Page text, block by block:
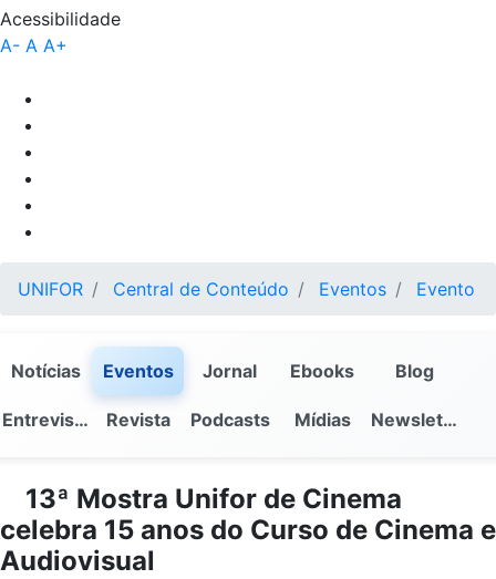
Acessibilidade
A- A A+
UNIFOR Central de Conteúdo Eventos Evento
Notícias Eventos Jornal Ebooks Blog
Entrevistas Revista Podcasts Mídias Newsletter
13ª Mostra Unifor de Cinema
celebra 15 anos do Curso de Cinema e
Audiovisual